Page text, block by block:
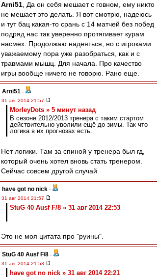
Arni51 , Да он себя мешает с говном, ему никто
не мешает это делать. Я вот смотрю, надеюсь
и тут бац какая-то срань с 14 матчей без побед
подряд нас так уверенно протягивает курам
насмех. Продолжаю надеяться, но с игроками
уважаемому пора уже разобраться, как и с
травмами мышц. Для начала. Про качество
игры вообще ничего не говорю. Рано еще.
Arni51 -
31 авг 2014 21:57
MorleyDots » 5 минут назад
В сезоне 2012/2013 тренера с таким стартом
действительно уволили ещё до зимы. Так что
логика в их прогнозах есть.
Нет логики. Там за спиной у тренера был гд,
который очень хотел вновь стать тренером.
Сейчас совсем другой случай
have got no nick -
31 авг 2014 21:57
StuG 40 Ausf F/8 » 31 авг 2014 22:53
Это не моя цитата про "руины".
StuG 40 Ausf F/8 -
31 авг 2014 21:53
have got no nick » 31 авг 2014 22:21